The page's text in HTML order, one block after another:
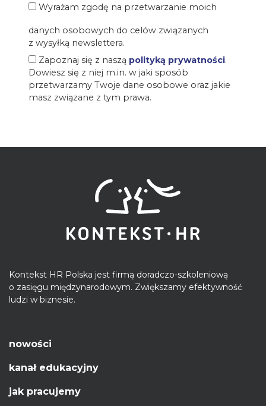
Wyrażam zgodę na przetwarzanie moich
danych osobowych do celów związanych
z wysyłką newslettera.
Zapoznaj się z naszą polityką prywatności.
Dowiesz się z niej m.in. w jaki sposób
przetwarzamy Twoje dane osobowe oraz jakie
masz związane z tym prawa.
Kontekst HR Polska jest firmą doradczo-szkoleniową
o zasięgu międzynarodowym. Zwiększamy efektywność
ludzi w biznesie.
nowości
kanał edukacyjny
jak pracujemy